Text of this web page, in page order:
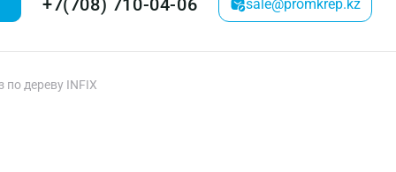
+7(708) 710-04-06 sale@promkrep.kz
по дереву INFIX